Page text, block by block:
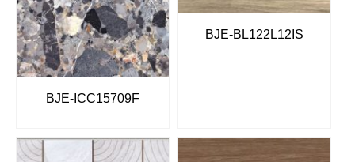
BJE-ICC15709F
BJE-BL122L12IS